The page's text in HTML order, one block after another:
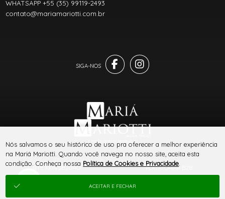
SITE 100% SEGURO PLATAFORMA B2B
WHATSAPP +55 (35) 99119-2493
contato@mariamariotti.com.br
® TODOS DIREITOS RESERVADOS
Nós salvamos o seu histórico de uso pra oferecer a melhor experiência
na Mariá Mariotti. Quando você navega no nosso site, aceita esta
condição. Conheça nossa Política de Cookies e Privacidade
ACEITAR E FECHAR